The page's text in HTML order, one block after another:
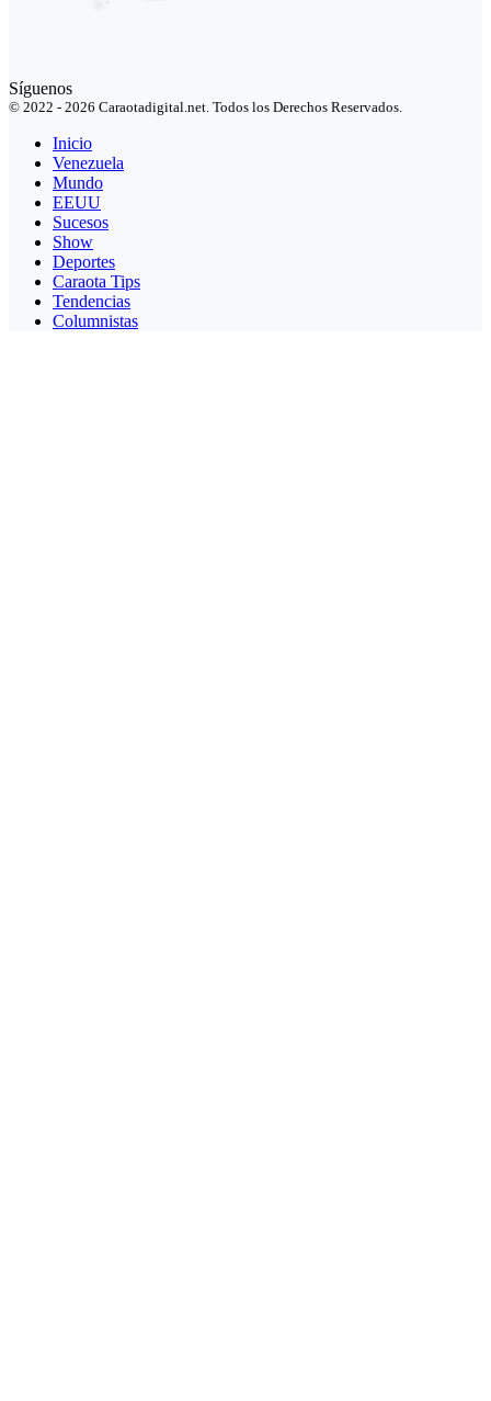
Síguenos
© 2022 - 2026 Caraotadigital.net. Todos los Derechos Reservados.
Inicio
Venezuela
Mundo
EEUU
Sucesos
Show
Deportes
Caraota Tips
Tendencias
Columnistas